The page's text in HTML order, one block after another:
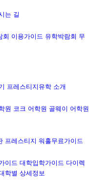
는 길
회 이용가이드 유학박람회 무
프레스티지유학 소개
원 코크 어학원 골웨이 어학원
프레스티지 워홀무료가이드
이드 대학입학가이드 다이렉
학별 상세정보